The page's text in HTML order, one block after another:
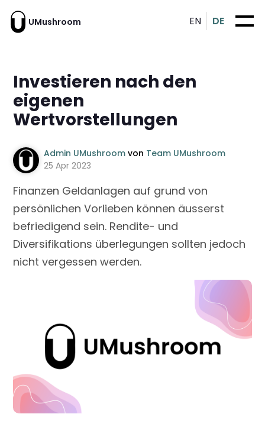
UMushroom EN DE
Investieren nach den
eigenen
Wertvorstellungen
Admin UMushroomvon Team UMushroom
25 Apr 2023
Finanzen Geldanlagen auf grund von
persönlichen Vorlieben können äusserst
befriedigend sein. Rendite- und
Diversifikations überlegungen sollten jedoch
nicht vergessen werden.